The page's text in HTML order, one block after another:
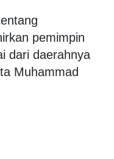
pemimpin
dari daerahnya
Muhammad